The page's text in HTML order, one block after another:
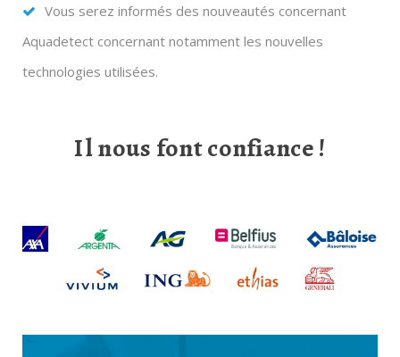
Vous serez informés des nouveautés concernant
Aquadetect concernant notamment les nouvelles
technologies utilisées.
Il nous font confiance!